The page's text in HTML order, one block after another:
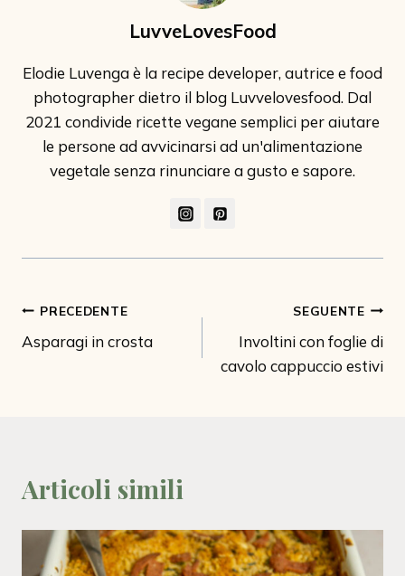
LuvveLovesFood
Elodie Luvenga è la recipe developer, autrice e food
photographer dietro il blog Luvvelovesfood. Dal
2021 condivide ricette vegane semplici per aiutare
le persone ad avvicinarsi ad un'alimentazione
vegetale senza rinunciare a gusto e sapore.
Navigazione
articoli
PRECEDENTE
Asparagi in crosta
SEGUENTE
Involtini con foglie di
cavolo cappuccio estivi
Articoli simili